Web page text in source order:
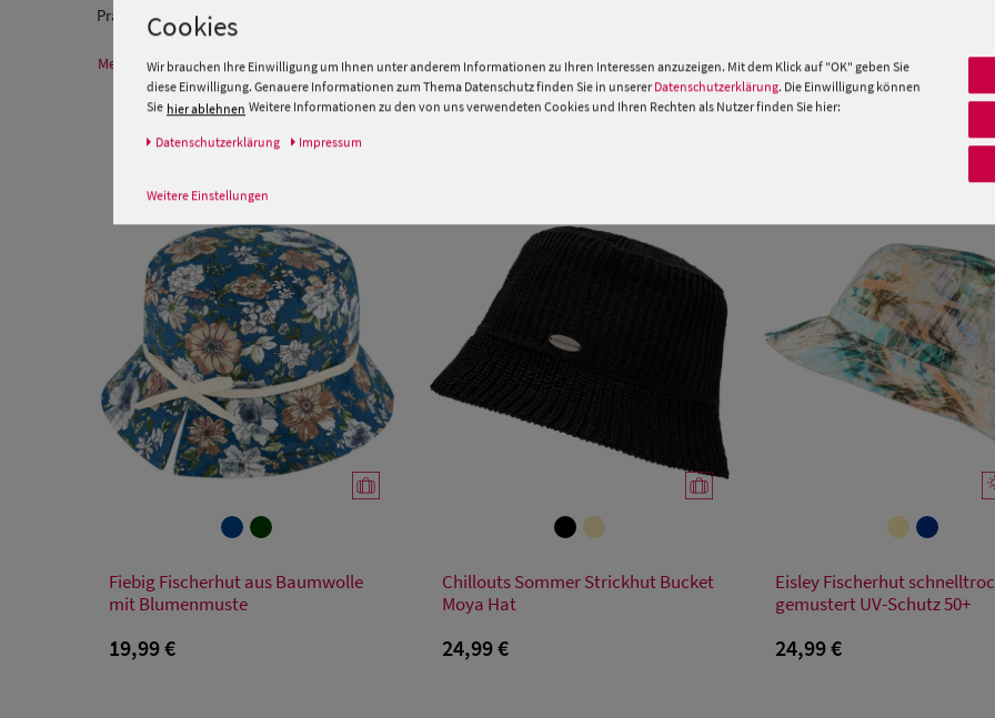
Praktischer und schicker Freizeithut Arielle von Mayser mit
Mehr Informationen zum Hersteller und EU Verantwortlichen »
57/M
Fiebig Fischerhut aus Baumwolle
mit Blumenmuste
19,99 €
Chillouts Sommer Strickhut Bucket
Moya Hat
24,99 €
M
Eisley Fischerhut
gemustert UV-Schutz 50+
24,99 €
Cookies
Wir brauchen Ihre Einwilligung um Ihnen unter anderem Informationen zu Ihren Interessen anzuzeigen. Mit dem Klick auf "OK" geben Sie
diese Einwilligung. Genauere Informationen zum Thema Datenschutz finden Sie in unserer Datenschutzerklärung. Die Einwilligung können
Sie hier ablehnen Weitere Informationen zu den von uns verwendeten Cookies und Ihren Rechten als Nutzer finden Sie hier:
Daten­schutz­erklärung Impressum
Weitere Einstellungen